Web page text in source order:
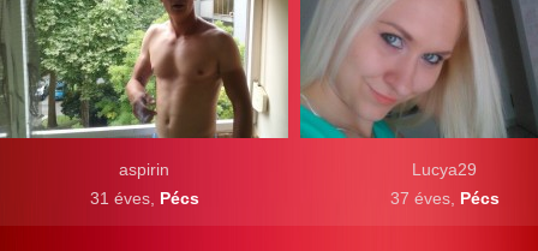
Lucya29
37 éves, Pécs
aspirin
31 éves, Pécs